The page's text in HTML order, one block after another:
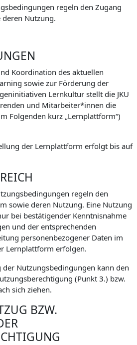
regeln den Zugang
Nutzung.
Koordination des aktuellen
sowie zur Förderung der
Lernkultur stellt die JKU
und Mitarbeiter*innen die
Folgenden kurz „Lernplattform“)
der Lernplattform erfolgt bis auf
regeln den
sowie deren Nutzung. Eine Nutzung
bei bestätigender Kenntnisnahme
und der entsprechenden
personenbezogener Daten im
Lernplattform erfolgen.
Nutzungsbedingungen kann den
(Punkt 3.) bzw.
sich ziehen.
BZW.